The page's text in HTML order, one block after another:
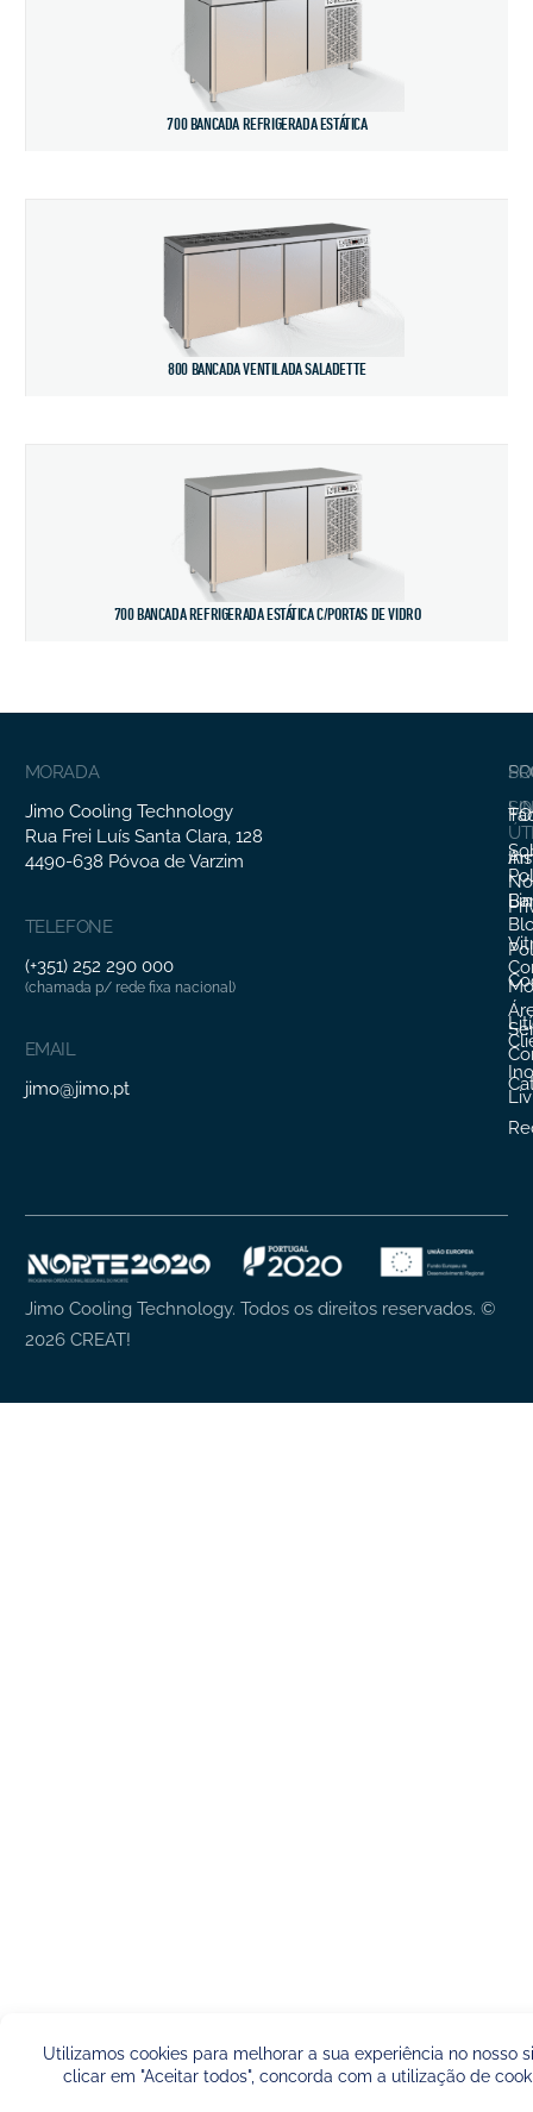
700 BANCADA REFRIGERADA ESTÁTICA
800 BANCADA VENTILADA SALADETTE
700 BANCADA REFRIGERADA ESTÁTICA C/PORTAS DE VIDRO
MORADA
Jimo Cooling Technology
Rua Frei Luís Santa Clara, 128
4490-638 Póvoa de Varzim
TELEFONE
(+351) 252 290 000
(chamada p/ rede fixa nacional)
EMAIL
jimo@jimo.pt
Jimo Cooling Technology. Todos os direitos reservados. ©
2026 CREAT!